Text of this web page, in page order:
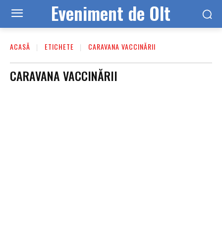
Eveniment de Olt
ACASĂ ETICHETE CARAVANA VACCINĂRII
CARAVANA VACCINĂRII